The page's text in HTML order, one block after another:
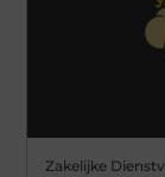
Zakelijke